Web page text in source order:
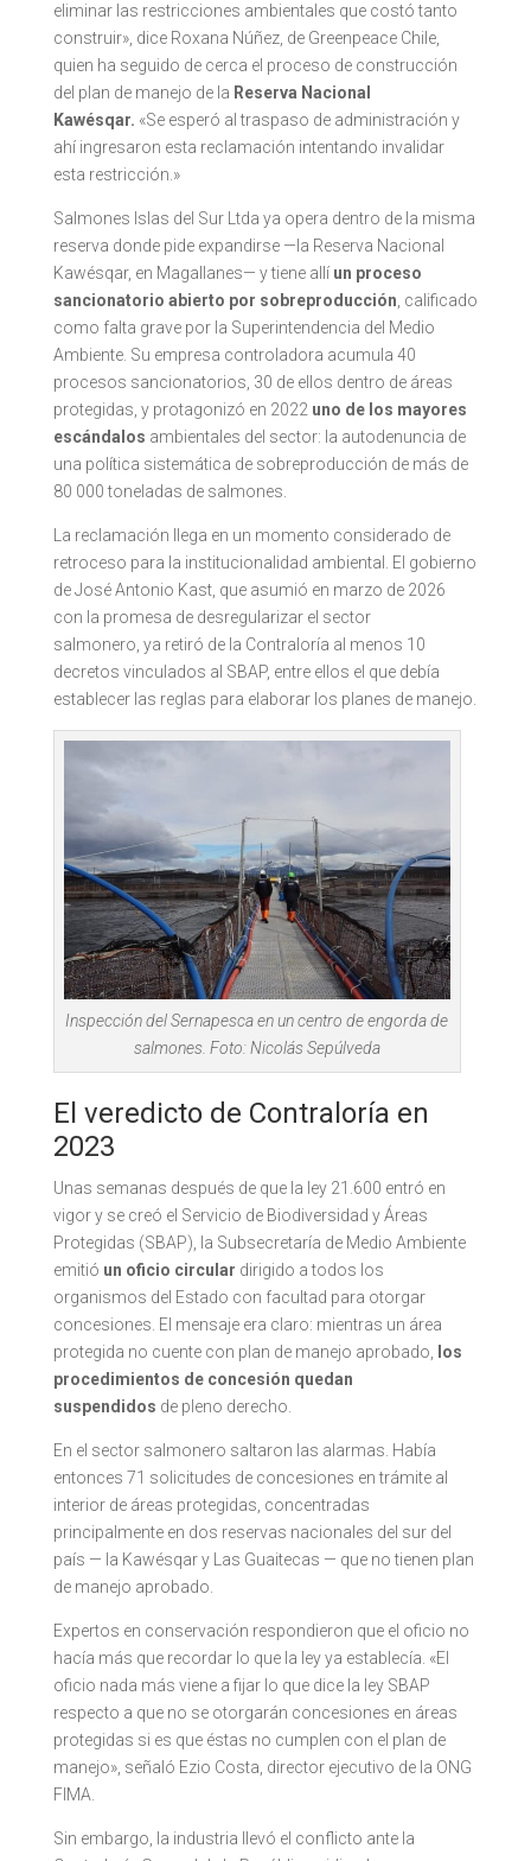
eliminar las restricciones ambientales que costó tanto
construir», dice Roxana Núñez, de Greenpeace Chile,
quien ha seguido de cerca el proceso de construcción
del plan de manejo de la Reserva Nacional
Kawésqar. «Se esperó al traspaso de administración y
ahí ingresaron esta reclamación intentando invalidar
esta restricción.»
Salmones Islas del Sur Ltda ya opera dentro de la misma
reserva donde pide expandirse —la Reserva Nacional
Kawésqar, en Magallanes— y tiene allí un proceso
sancionatorio abierto por sobreproducción , calificado
como falta grave por la Superintendencia del Medio
Ambiente. Su empresa controladora acumula 40
procesos sancionatorios, 30 de ellos dentro de áreas
protegidas, y protagonizó en 2022 uno de los mayores
escándalos ambientales del sector: la autodenuncia de
una política sistemática de sobreproducción de más de
80 000 toneladas de salmones.
La reclamación llega en un momento considerado de
retroceso para la institucionalidad ambiental. El gobierno
de José Antonio Kast, que asumió en marzo de 2026
con la promesa de desregularizar el sector
salmonero, ya retiró de la Contraloría al menos 10
decretos vinculados al SBAP, entre ellos el que debía
establecer las reglas para elaborar los planes de manejo.
Inspección del Sernapesca en un centro de engorda de
salmones. Foto: Nicolás Sepúlveda
El veredicto de Contraloría en
2023
Unas semanas después de que la ley 21.600 entró en
vigor y se creó el Servicio de Biodiversidad y Áreas
Protegidas (SBAP), la Subsecretaría de Medio Ambiente
emitió un oficio circular dirigido a todos los
organismos del Estado con facultad para otorgar
concesiones. El mensaje era claro: mientras un área
protegida no cuente con plan de manejo aprobado,
los
procedimientos de concesión quedan
suspendidos de pleno derecho.
En el sector salmonero saltaron las alarmas. Había
entonces 71 solicitudes de concesiones en trámite al
interior de áreas protegidas, concentradas
principalmente en dos reservas nacionales del sur del
país — la Kawésqar y Las Guaitecas — que no tienen plan
de manejo aprobado.
Expertos en conservación respondieron que el oficio no
hacía más que recordar lo que la ley ya establecía. «El
oficio nada más viene a fijar lo que dice la ley SBAP
respecto a que no se otorgarán concesiones en áreas
protegidas si es que éstas no cumplen con el plan de
manejo», señaló Ezio Costa, director ejecutivo de la ONG
FIMA.
Sin embargo, la industria llevó el conflicto ante la